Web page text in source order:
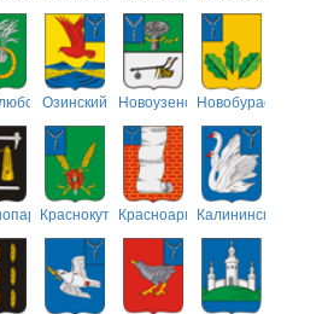
Озинский НовоузенскийНовобурасский
КраснокутскийКрасноармейский
Калининский